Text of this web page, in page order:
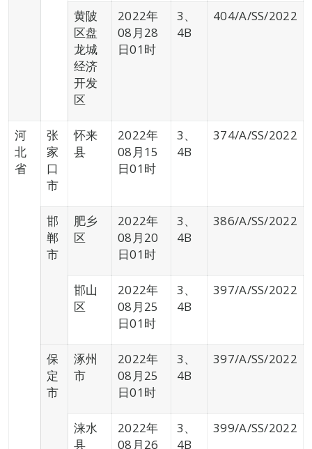
黄陂
区盘
龙城
经济
开发
区
2022年
08月28
日01时
3、
4B
404/A/SS/2022
河
北
省
张
家
口
市
怀来
县
2022年
08月15
日01时
3、
4B
374/A/SS/2022
邯
郸
市
肥乡
区
2022年
08月20
日01时
3、
4B
386/A/SS/2022
邯山
区
2022年
08月25
日01时
3、
4B
397/A/SS/2022
保
定
市
涿州
市
2022年
08月25
日01时
3、
4B
397/A/SS/2022
涞水
县
2022年
08月26
3、
4B
399/A/SS/2022